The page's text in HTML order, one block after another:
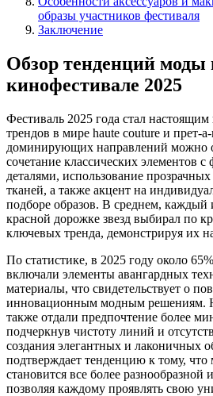
образы участников фестиваля
Заключение
Обзор тенденций
кинофестивале 2025
Фестиваль 2025 года стал
трендов в мире haute couture и прет-
доминирующих направлений можно
сочетание классических элементов
деталями, использование
тканей, а также акцент на
подборе образов. В среднем, каждый
красной дорожке звезд выбирал по
ключевых тренда, демонстрируя их
По статистике, в 2025 году около
включали элементы авангардных
материалы, что свидетельствует о
инновационным модным решениям.
также отдали предпочтение более
подчеркнув чистоту линий и
создания элегантных и лаконичных
подтверждает тенденцию к тому, что
становится все более разнообразной
позволяя каждому проявлять свою